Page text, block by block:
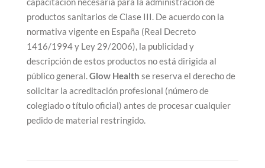
productos sanitarios de Clase III. De acuerdo con la
normativa vigente en España (Real Decreto
1416/1994 y Ley 29/2006), la publicidad y
descripción de estos productos no está dirigida al
público general.Glow Health se reserva el derecho de
solicitar la acreditación profesional (número de
colegiado o título oficial) antes de procesar cualquier
pedido de material restringido.